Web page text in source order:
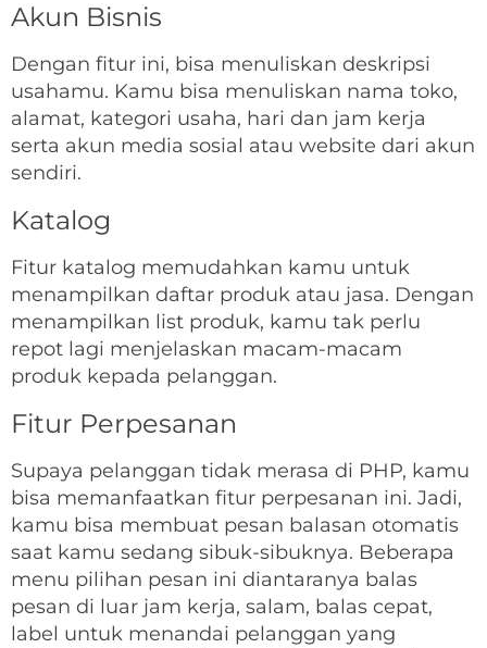
Akun Bisnis
Dengan fitur ini, bisa menuliskan deskripsi
usahamu. Kamu bisa menuliskan nama toko,
alamat, kategori usaha, hari dan jam kerja
serta akun media sosial atau website dari akun
sendiri.
Katalog
Fitur katalog memudahkan kamu untuk
menampilkan daftar produk atau jasa. Dengan
menampilkan list produk, kamu tak perlu
repot lagi menjelaskan macam-macam
produk kepada pelanggan.
Fitur Perpesanan
Supaya pelanggan tidak merasa di PHP, kamu
bisa memanfaatkan fitur perpesanan ini. Jadi,
kamu bisa membuat pesan balasan otomatis
saat kamu sedang sibuk-sibuknya. Beberapa
menu pilihan pesan ini diantaranya balas
pesan di luar jam kerja, salam, balas cepat,
label untuk menandai pelanggan yang